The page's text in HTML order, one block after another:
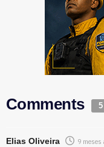
Comments 5
Elias Oliveira 9 meses